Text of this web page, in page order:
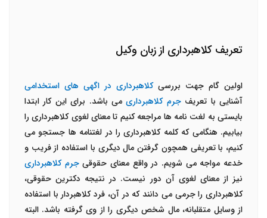
تعریف کلاهبرداری از زبان وکیل
اولین گام جهت بررسیکلاهبرداری در اگهی های استخدامی
آشنایی با تعریفجرم کلاهبرداریمی باشد. برای این کار ابتدا
بایستی به لغت نامه ها مراجعه کنیم تا معنای لغوی کلاهبرداری را
بیابیم. هنگامی که کلمه کلاهبرداری را در لغتنامه ها جستجو می
کنیم، با تعریفی همچون گرفتن مال دیگری با استفاده از فریب و
خدعه مواجه می شویم. در واقع معنای حقوقیجرم کلاهبرداری
نیز از معنای لغوی آن دور نیست. در نتیجه دکترین حقوقی،
کلاهبرداری را جرمی می دانند که در آن، فرد کلاهبردار با استفاده
از وسایل متقلبانه، مال شخص دیگری را از وی گرفته باشد. البته